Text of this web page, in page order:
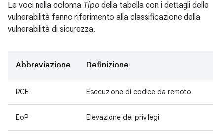
Le voci nella colonna Tipo della tabella con i dettagli delle
vulnerabilità fanno riferimento alla classificazione della
vulnerabilità di sicurezza.
Abbreviazione Definizione
RCE Esecuzione di codice da remoto
EoP Elevazione dei privilegi